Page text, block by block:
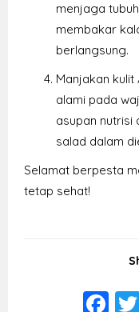
menjaga
membakar
berlangsung.
Manjakan
alami pada
asupan nutrisi
salad dalam
Selamat berpesta
tetap sehat!